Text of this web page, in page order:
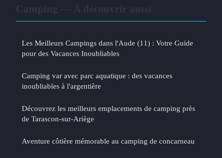
Les Meilleurs Campings dans l'Aude (11) : Votre Guide
pour des Vacances Inoubliables
Camping var avec parc aquatique : des vacances
inoubliables à l'argentière
Découvrez les meilleurs emplacements de camping près
de Tarascon-sur-Ariège
Aventure côtière mémorable au camping de concarneau